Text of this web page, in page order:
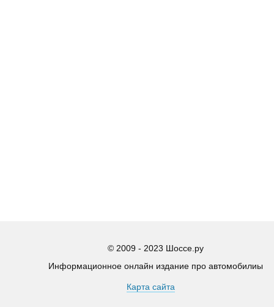
© 2009 - 2023 Шоссе.ру
Информационное онлайн издание про автомобилиы
Карта сайта
use the site, you consent to the use of cookies.